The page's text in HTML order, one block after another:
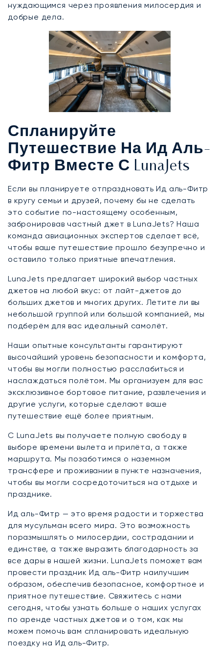
нуждающимся через проявления милосердия и
добрые дела.
Спланируйте
Путешествие На Ид Аль-
Фитр Вместе С LunaJets
Если вы планируете отпраздновать Ид аль-Фитр
в кругу семьи и друзей, почему бы не сделать
это событие по-настоящему особенным,
забронировав частный джет в LunaJets? Наша
команда авиационных экспертов сделает всё,
чтобы ваше путешествие прошло безупречно и
оставило только приятные впечатления.
LunaJets предлагает широкий выбор частных
джетов на любой вкус: от лайт-джетов до
больших джетов и многих других. Летите ли вы
небольшой группой или большой компанией, мы
подберём для вас идеальный самолёт.
Наши опытные консультанты гарантируют
высочайший уровень безопасности и комфорта,
чтобы вы могли полностью расслабиться и
наслаждаться полётом. Мы организуем для вас
эксклюзивное бортовое питание, развлечения и
другие услуги, которые сделают ваше
путешествие ещё более приятным.
С LunaJets вы получаете полную свободу в
выборе времени вылета и прилёта, а также
маршрута. Мы позаботимся о наземном
трансфере и проживании в пункте назначения,
чтобы вы могли сосредоточиться на отдыхе и
празднике.
Ид аль-Фитр — это время радости и торжества
для мусульман всего мира. Это возможность
поразмышлять о милосердии, сострадании и
единстве, а также выразить благодарность за
все дары в нашей жизни. LunaJets поможет вам
провести праздник Ид аль-Фитр наилучшим
образом, обеспечив безопасное, комфортное и
приятное путешествие. Свяжитесь с нами
сегодня, чтобы узнать больше о наших услугах
по аренде частных джетов и о том, как мы
можем помочь вам спланировать идеальную
поездку на Ид аль-Фитр.